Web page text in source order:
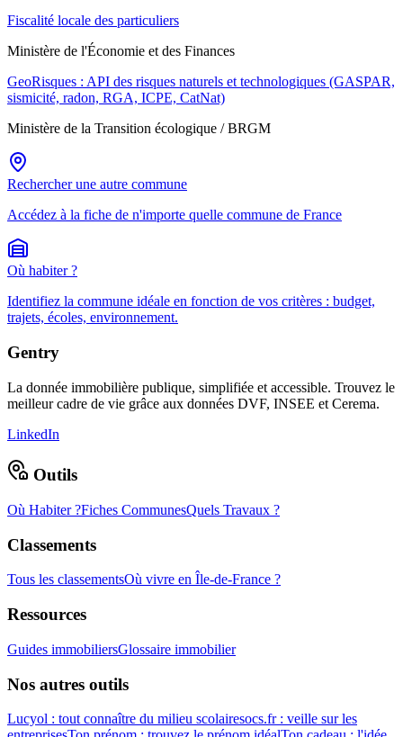
Fiscalité locale des particuliers
Ministère de l'Économie et des Finances
GeoRisques : API des risques naturels et technologiques (GASPAR,
sismicité, radon, RGA, ICPE, CatNat)
Ministère de la Transition écologique / BRGM
Rechercher une autre commune
Accédez à la fiche de n'importe quelle commune de France
Où habiter ?
Identifiez la commune idéale en fonction de vos critères : budget,
trajets, écoles, environnement.
Gentry
La donnée immobilière publique, simplifiée et accessible. Trouvez le
meilleur cadre de vie grâce aux données DVF, INSEE et Cerema.
LinkedIn
Outils
Où Habiter ?Fiches CommunesQuels Travaux ?
Classements
Tous les classementsOù vivre en Île-de-France ?
Ressources
Guides immobiliersGlossaire immobilier
Nos autres outils
Lucyol : tout connaître du milieu scolairesocs.fr : veille sur les